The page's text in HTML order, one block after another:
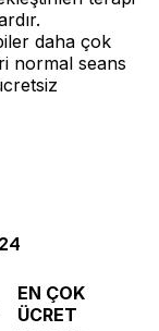
daha çok
normal seans
EN ÇOK
ÜCRET